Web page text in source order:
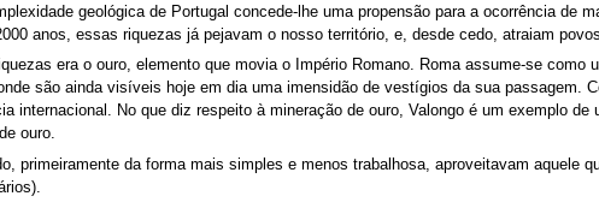
geológica de Portugal concede-lhe uma propensão para a ocorrência de
anos, essas riquezas já pejavam o nosso território, e, desde cedo, atraiam
era o ouro, elemento que movia o Império Romano. Roma assume-se
são ainda visíveis hoje em dia uma imensidão de vestígios da sua passagem.
internacional. No que diz respeito à mineração de ouro, Valongo é um exemplo
ouro.
primeiramente da forma mais simples e menos trabalhosa, aproveitavam aquele